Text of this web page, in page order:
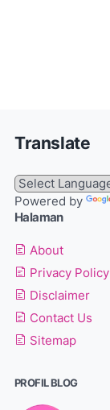
Translate
Powered by
Halaman
About
Privacy Policy
Disclaimer
Contact Us
Sitemap
PROFIL BLOG